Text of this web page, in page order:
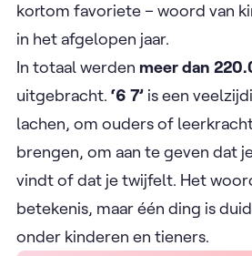
kortom favoriete – woord van
in het afgelopen jaar.
In totaal werden meer dan
uitgebracht. ‘6 7’ is een
lachen, om ouders of
brengen, om aan te geven dat
vindt of dat je twijfelt. Het
betekenis, maar één ding is
onder kinderen en tieners.